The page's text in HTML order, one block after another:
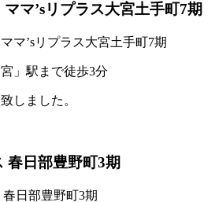
マ’sリプラス大宮土手町7期
」駅まで徒歩3分
しました。
春日部豊野町3期